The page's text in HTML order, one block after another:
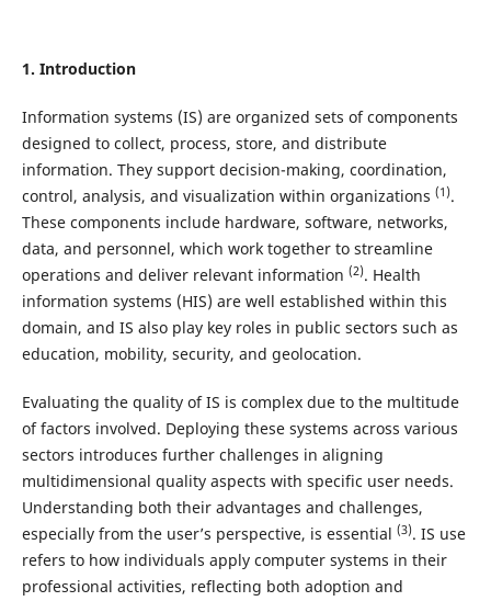
1. Introduction
Information systems (IS) are organized sets of components
designed to collect, process, store, and distribute
information. They support decision-making, coordination,
control, analysis, and visualization within organizations (1).
These components include hardware, software, networks,
data, and personnel, which work together to streamline
operations and deliver relevant information (2). Health
information systems (HIS) are well established within this
domain, and IS also play key roles in public sectors such as
education, mobility, security, and geolocation.
Evaluating the quality of IS is complex due to the multitude
of factors involved. Deploying these systems across various
sectors introduces further challenges in aligning
multidimensional quality aspects with specific user needs.
Understanding both their advantages and challenges,
especially from the user’s perspective, is essential (3). IS use
refers to how individuals apply computer systems in their
professional activities, reflecting both adoption and